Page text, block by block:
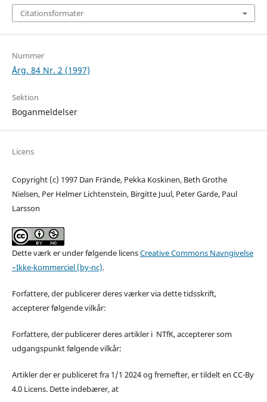
Citationsformater
Nummer
Årg. 84 Nr. 2 (1997)
Sektion
Boganmeldelser
Licens
Copyright (c) 1997 Dan Frände, Pekka Koskinen, Beth Grothe
Nielsen, Per Helmer Lichtenstein, Birgitte Juul, Peter Garde, Paul
Larsson
Dette værk er under følgende licensCreative Commons Navngivelse
–Ikke-kommerciel (by-nc).
Forfattere, der publicerer deres værker via dette tidsskrift,
accepterer følgende vilkår:
Forfattere, der publicerer deres artikler i NTfK, accepterer som
udgangspunkt følgende vilkår:
Artikler der er publiceret fra 1/1 2024 og fremefter, er tildelt en CC-By
4.0 Licens. Dette indebærer, at